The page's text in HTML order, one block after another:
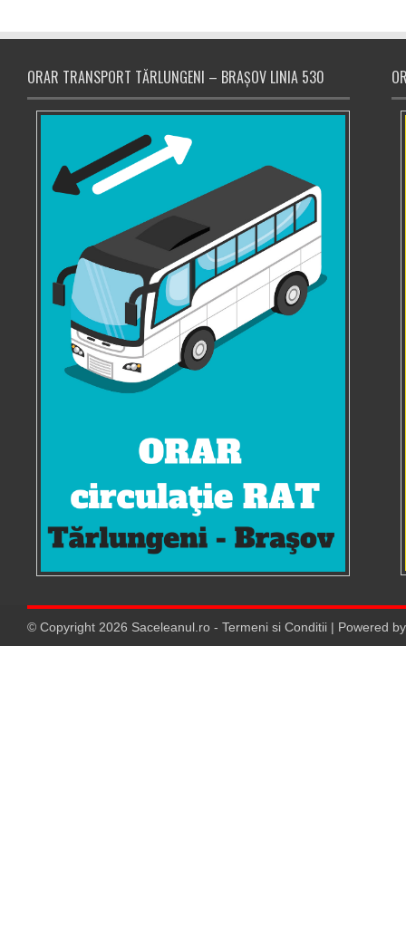
ORAR TRANSPORT TĂRLUNGENI – BRAȘOV LINIA 530
© Copyright 2026 Saceleanul.ro - Termeni si Conditii | Powered